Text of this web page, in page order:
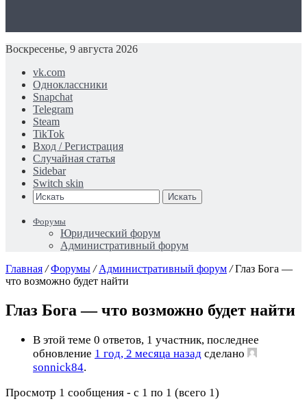
Воскресенье, 9 августа 2026
vk.com
Одноклассники
Snapchat
Telegram
Steam
TikTok
Вход / Регистрация
Случайная статья
Sidebar
Switch skin
Искать
Форумы
Юридический форум
Административный форум
Главная / Форумы / Административный форум / Глаз Бога —
что возможно будет найти
Глаз Бога — что возможно будет найти
В этой теме 0 ответов, 1 участник, последнее
обновление 1 год, 2 месяца назад сделано
sonnick84.
Просмотр 1 сообщения - с 1 по 1 (всего 1)